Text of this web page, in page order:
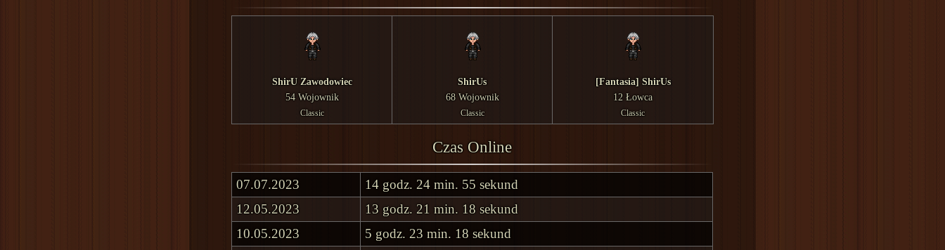
ShirU Zawodowiec
54 Wojownik
Classic
ShirUs
68 Wojownik
Classic
[Fantasia] ShirUs
12 Łowca
Classic
Czas Online
07.07.2023
14 godz. 24 min. 55 sekund
12.05.2023
13 godz. 21 min. 18 sekund
10.05.2023
5 godz. 23 min. 18 sekund